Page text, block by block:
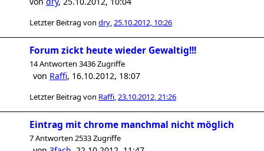
Letzter Beitrag von dry,25.10.2012, 10:26
Forum zickt heute wieder Gewaltig!!!
14 Antworten 3436 Zugriffe
von Raffi, 16.10.2012, 18:07
Letzter Beitrag von Raffi,23.10.2012, 21:26
Eintrag mit chrome manchmal nicht möglich
7 Antworten 2533 Zugriffe